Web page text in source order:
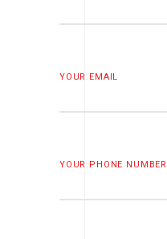
YOUR EMAIL
YOUR PHONE NUMBER